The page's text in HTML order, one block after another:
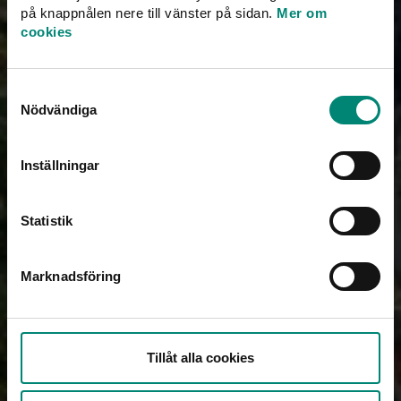
på knappnålen nere till vänster på sidan. Mer om
cookies
Nödvändiga
Inställningar
Statistik
Marknadsföring
Tillåt alla cookies
Almedalsveckan – Visby, Gotland